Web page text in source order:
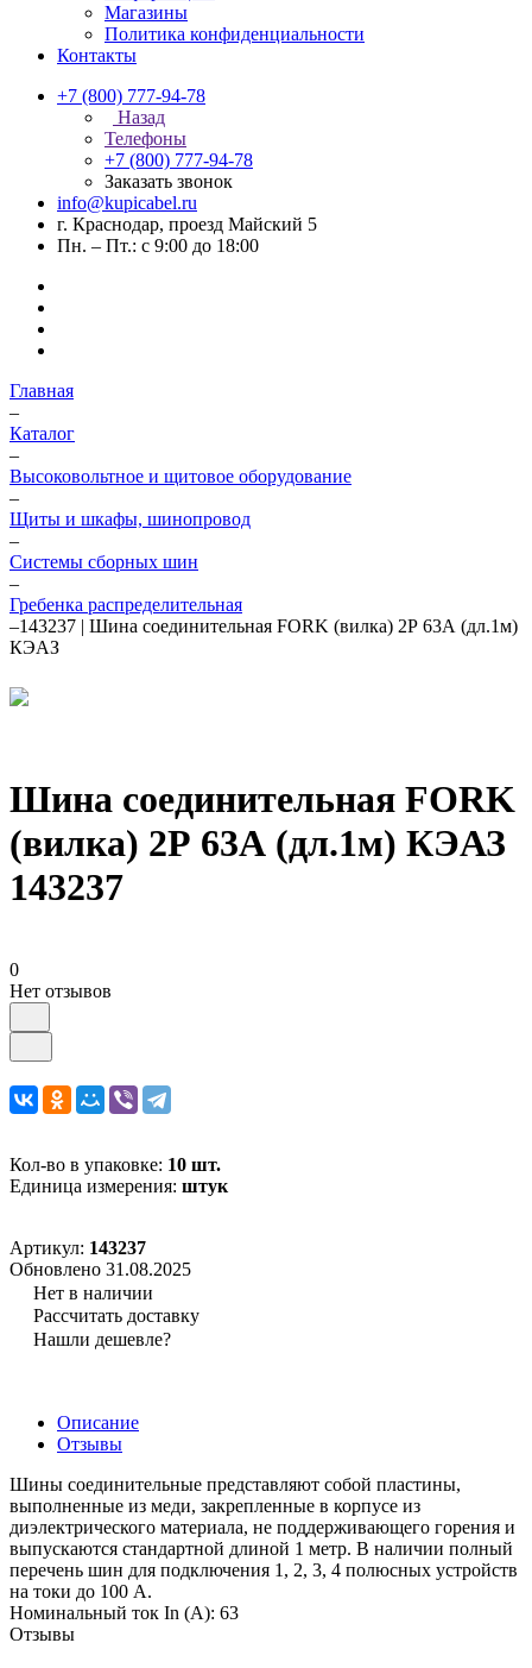
Магазины
Политика конфиденциальности
Контакты
+7 (800) 777-94-78
Назад
Телефоны
+7 (800) 777-94-78
Заказать звонок
info@kupicabel.ru
г. Краснодар, проезд Майский 5
Пн. – Пт.: с 9:00 до 18:00
Главная
–
Каталог
–
Высоковольтное и щитовое оборудование
–
Щиты и шкафы, шинопровод
–
Системы сборных шин
–
Гребенка распределительная
–143237 | Шина соединительная FORK (вилка) 2Р 63А (дл.1м)
КЭАЗ
Шина соединительная FORK
(вилка) 2Р 63А (дл.1м) КЭАЗ
143237
0
Нет отзывов
Кол-во в упаковке: 10 шт.
Единица измерения: штук
Артикул: 143237
Обновлено 31.08.2025
Нет в наличии
Рассчитать доставку
Нашли дешевле?
Описание
Отзывы
Шины соединительные представляют собой пластины,
выполненные из меди, закрепленные в корпусе из
диэлектрического материала, не поддерживающего горения и
выпускаются стандартной длиной 1 метр. В наличии полный
перечень шин для подключения 1, 2, 3, 4 полюсных устройств
на токи до 100 А.
Номинальный ток In (А): 63
Отзывы